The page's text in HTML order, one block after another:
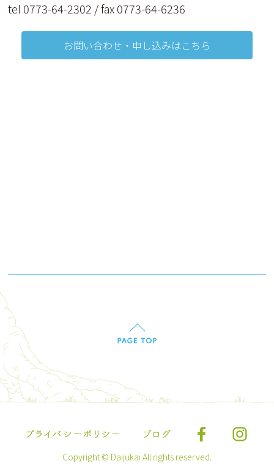
tel 0773-64-2302 / fax 0773-64-6236
お問い合わせ・申し込みはこちら
Copyright © Daijukai All rights reserved.